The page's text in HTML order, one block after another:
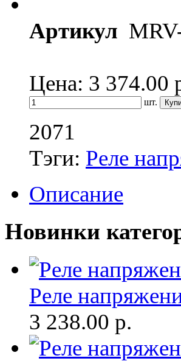
Артикул
Цена: 3 374.00
шт.
2071
Тэги: Реле
Описание
Новинки
Реле
3 238.00 р.